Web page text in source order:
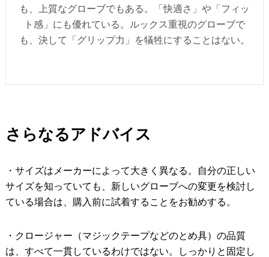
も、上質なグローブでもある。「快適さ」や「フィッ
ト感」にも優れている。ルックス重視のグローブで
も、決して「グリップ力」を犠牲にすることはない。
さらなるアドバイス
・サイズはメーカーによって大きく異なる。自分の正しい
サイズを知っていても、新しいグローブへの変更を検討し
ている場合は、購入前に試着することをお勧めする。
・クロージャー（マジックテープなどのとめ具）の品質
は、すべて一貫しているわけではない。しっかりと固定し